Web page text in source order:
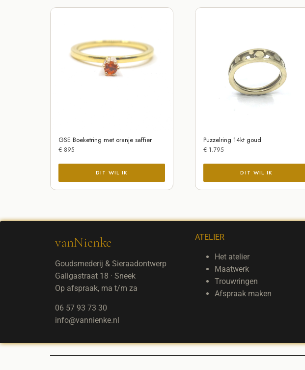
GSE Boeketring met oranje saffier
€ 895
Puzzelring 14kt goud
€1.795
vanNienke
Goudsmederij & Sieraadontwerp
Galigastraat 18 · Sneek
Op afspraak, ma t/m za
06 57 93 73 30
info@vannienke.nl
ATELIER
Het atelier
Maatwerk
Trouwringen
Afspraak maken